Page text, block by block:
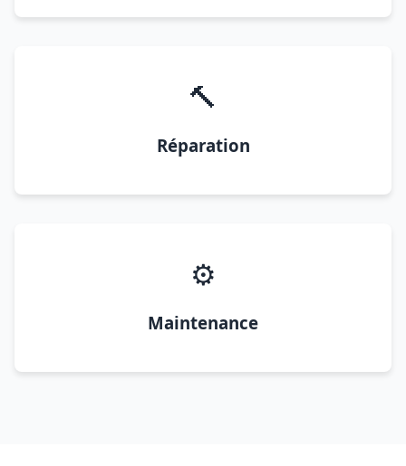
🔨
Réparation
⚙️
Maintenance